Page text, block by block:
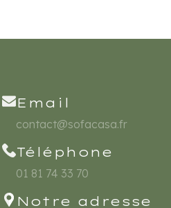
Email
contact@sofacasa.fr
Téléphone
01 81 74 33 70
Notre adresse